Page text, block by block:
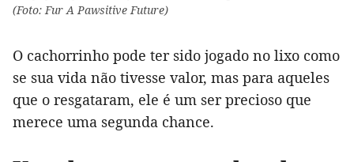
(Foto: Fur A Pawsitive Future)
O cachorrinho pode ter sido jogado no lixo como
se sua vida não tivesse valor, mas para aqueles
que o resgataram, ele é um ser precioso que
merece uma segunda chance.